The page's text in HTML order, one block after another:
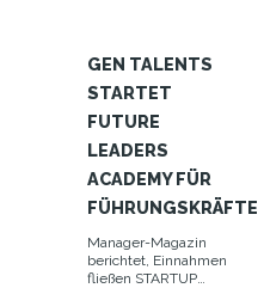
GEN TALENTS
STARTET
FUTURE
LEADERS
ACADEMY FÜR
FÜHRUNGSKRÄFTE
Manager-Magazin
berichtet, Einnahmen
fließen STARTUP